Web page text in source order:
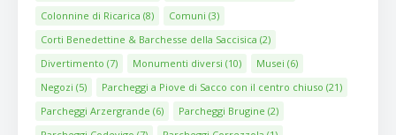
Colonnine di Ricarica (8) Comuni (3)
Corti Benedettine & Barchesse della Saccisica (2)
Divertimento (7) Monumenti diversi (10) Musei (6)
Negozi (5) Parcheggi a Piove di Sacco con il centro chiuso (21)
Parcheggi Arzergrande (6) Parcheggi Brugine (2)